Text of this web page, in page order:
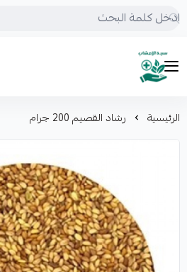
mrs.grasses
الرئيسية رشاد القصيم 200 جرام